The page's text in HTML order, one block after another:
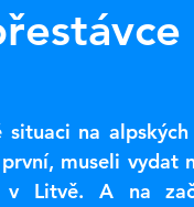
situaci na
museli vydat
v Litvě. A na